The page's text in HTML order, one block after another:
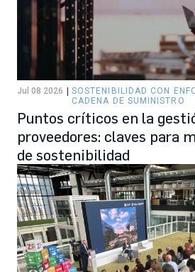
Jul 08 2026
SOSTENIBILIDAD CON
CADENA DE SUMINISTRO
Puntos críticos en la
proveedores: claves para
de sostenibilidad